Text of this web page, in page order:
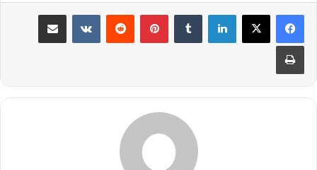
لينكدإن بينتيريست مشاركة عبر البريد
طباعة